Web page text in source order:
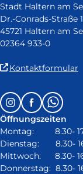
Stadt Haltern am
Dr.-Conrads-Straße 1
45721 Haltern am
02364 933-0
Kontaktformular
Follow
us
on:
InstagramFacebook
Öffnungszeiten
Montag: 8.30-
Dienstag: 8.30-
Mittwoch: 8.30-
Donnerstag: 8.30-